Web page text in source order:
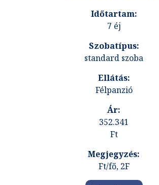
7 éj
standard szoba
Félpanzió
352.341
Ft
Ft/fő, 2F